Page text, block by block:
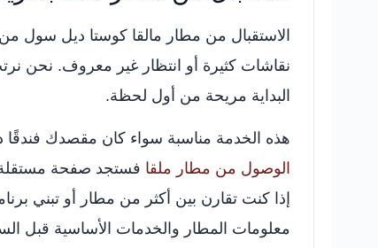
الاستقبال من مطار مالقا كوستا ديل سول من
نقاشات كثيرة أو انتظار غير معروف. نحن
البداية مريحة من أول لحظة.
هذه الخدمة مناسبة سواء كان مقصدك فندقًا
الوصول من مطار ملقا فستجد صفحة مستقلة
إذا كنت تقارن بين أكثر من مطار أو تبني
معلومات المطار والخدمات الأساسية قبل